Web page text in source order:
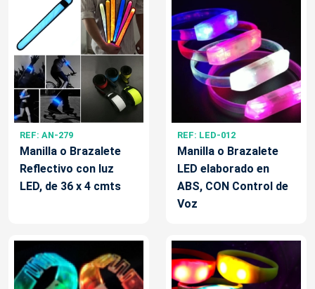
REF: AN-279
Manilla o Brazalete
Reflectivo con luz
LED, de 36 x 4 cmts
REF: LED-012
Manilla o Brazalete
LED elaborado en
ABS, CON Control de
Voz